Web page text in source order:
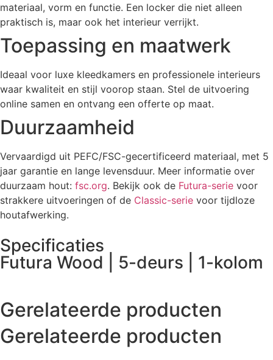
materiaal, vorm en functie. Een locker die niet alleen
praktisch is, maar ook het interieur verrijkt.
Toepassing en maatwerk
Ideaal voor luxe kleedkamers en professionele interieurs
waar kwaliteit en stijl voorop staan. Stel de uitvoering
online samen en ontvang een offerte op maat.
Duurzaamheid
Vervaardigd uit PEFC/FSC-gecertificeerd materiaal, met 5
jaar garantie en lange levensduur. Meer informatie over
duurzaam hout: fsc.org. Bekijk ook de Futura-serie voor
strakkere uitvoeringen of de Classic-serie voor tijdloze
houtafwerking.
Specificaties
Futura Wood | 5-deurs | 1-kolom
Gerelateerde producten
Gerelateerde producten